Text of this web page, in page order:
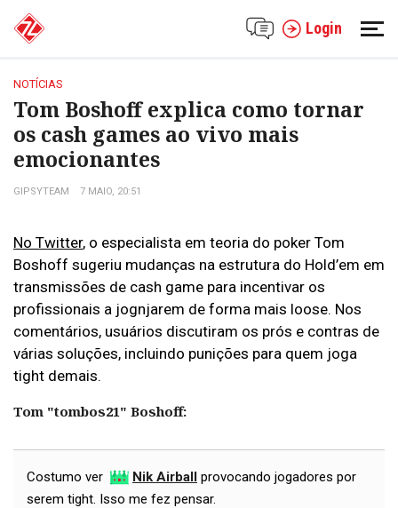
Login
NOTÍCIAS
Tom Boshoff explica como tornar
os cash games ao vivo mais
emocionantes
GIPSYTEAM 7 MAIO, 20:51
No Twitter, o especialista em teoria do poker Tom
Boshoff sugeriu mudanças na estrutura do Hold’em em
transmissões de cash game para incentivar os
profissionais a jognjarem de forma mais loose. Nos
comentários, usuários discutiram os prós e contras de
várias soluções, incluindo punições para quem joga
tight demais.
Tom "tombos21" Boshoff:
Costumo ver Nik Airball provocando jogadores por
serem tight. Isso me fez pensar.